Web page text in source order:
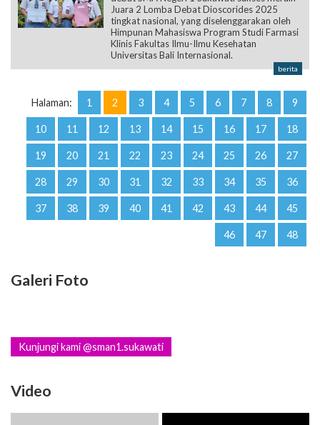
Juara 2 Lomba Debat Dioscorides 2025
tingkat nasional, yang diselenggarakan oleh
Himpunan Mahasiswa Program Studi Farmasi
Klinis Fakultas Ilmu-Ilmu Kesehatan
Universitas Bali Internasional.
berita
Halaman: 1 2 3 4 5 6 7 8 9
10 11 12 13 14 15 16 17 18
19 20 21 22 23 24 25 26 27
28 29 30 31 32 33 34 35 36
37 38 39 40 41 42 43 44 45
46 47 48
Galeri Foto
Kunjungi kami @sman1.sukawati
Video